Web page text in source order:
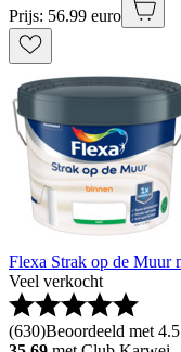
Prijs: 56.99 euro
Flexa Strak op de Muur
Veel verkocht
(630)Beoordeeld met